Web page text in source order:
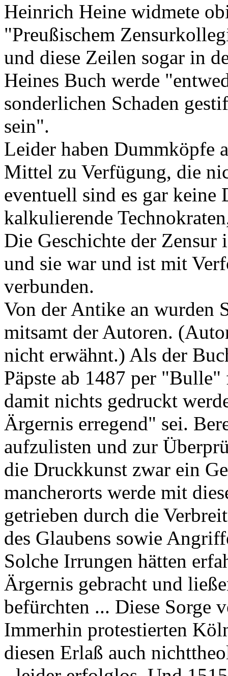
Heinrich Heine widmete
"Preußischem
und diese Zeilen sogar in
Heines Buch werde
sonderlichen Schaden
sein".
Leider haben Dummköpfe
Mittel zu Verfügung, die
eventuell sind es gar
kalkulierende
Die Geschichte der
und sie war und ist mit
verbunden.
Von der Antike an wurden
mitsamt der Autoren.
nicht erwähnt.) Als der
Päpste ab 1487 per
damit nichts gedruckt
Ärgernis erregend" sei.
aufzulisten und zur
die Druckkunst zwar ein
mancherorts werde mit
getrieben durch die
des Glaubens sowie
Solche Irrungen hätten
Ärgernis gebracht und
befürchten ... Diese
Immerhin protestierten
diesen Erlaß auch